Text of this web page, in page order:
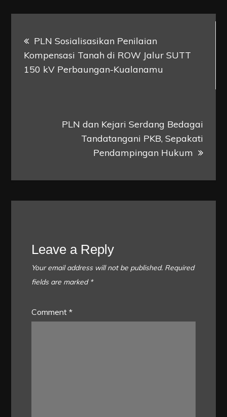
navigation
PLN Sosialisasikan Penilaian
Kompensasi Tanah di ROW Jalur SUTT
150 kV Perbaungan-Kualanamu
PLN dan Kejari Serdang Bedagai
Tandatangani PKB, Sepakati
Pendampingan Hukum
Leave a Reply
Your email address will not be published. Required
fields are marked *
Comment*